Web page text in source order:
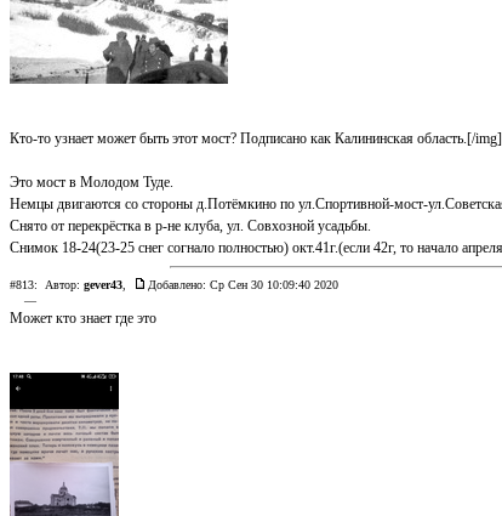
Кто-то узнает может быть этот мост? Подписано как Калининская область.[/img]
Это мост в Молодом Туде.
Немцы двигаются со стороны д.Потёмкино по ул.Спортивной-мост-
Снято от перекрёстка в р-не клуба, ул. Совхозной усадьбы.
Снимок 18-24(23-25 снег согнало полностью) окт.41г.(если 42г, то начало
#813: Автор: gever43
Добавлено: Ср Сен 30 10:09:40 2020
—
Может кто знает где это